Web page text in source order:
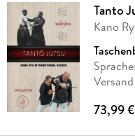
Tanto
Kano
73,99 €